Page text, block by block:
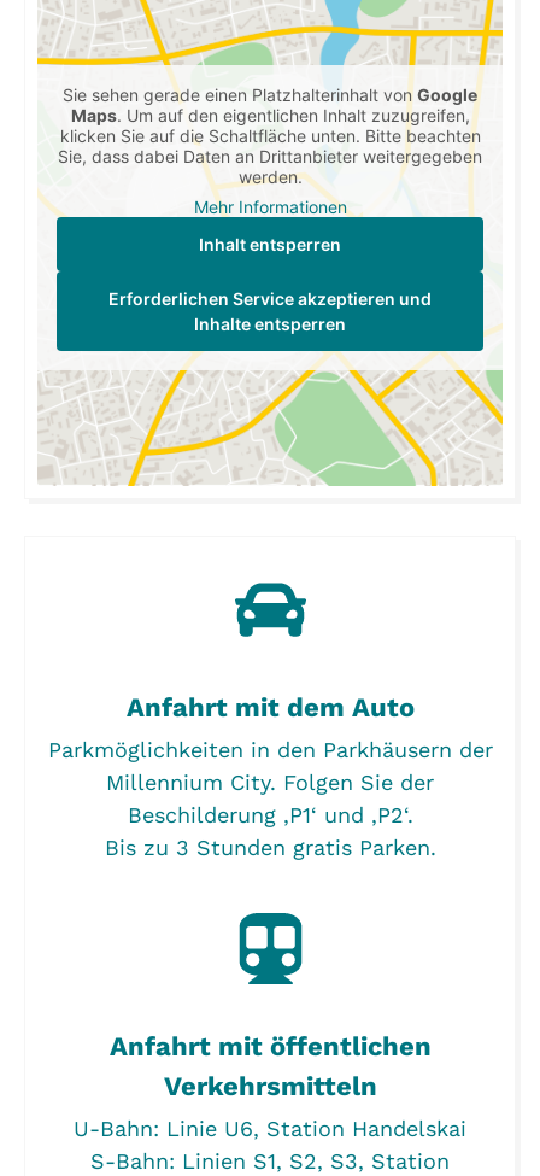
Sie sehen gerade einen Platzhalterinhalt von Google
Maps. Um auf den eigentlichen Inhalt zuzugreifen,
klicken Sie auf die Schaltfläche unten. Bitte beachten
Sie, dass dabei Daten an Drittanbieter weitergegeben
werden.
Mehr Informationen
Inhalt entsperren
Erforderlichen Service akzeptieren und
Inhalte entsperren
Anfahrt mit dem Auto
Parkmöglichkeiten in den Parkhäusern der
Millennium City. Folgen Sie der
Beschilderung ‚P1‘ und ‚P2‘.
Bis zu 3 Stunden gratis Parken.
Anfahrt mit öffentlichen
Verkehrsmitteln
U-Bahn: Linie U6, Station Handelskai
S-Bahn: Linien S1, S2, S3, Station